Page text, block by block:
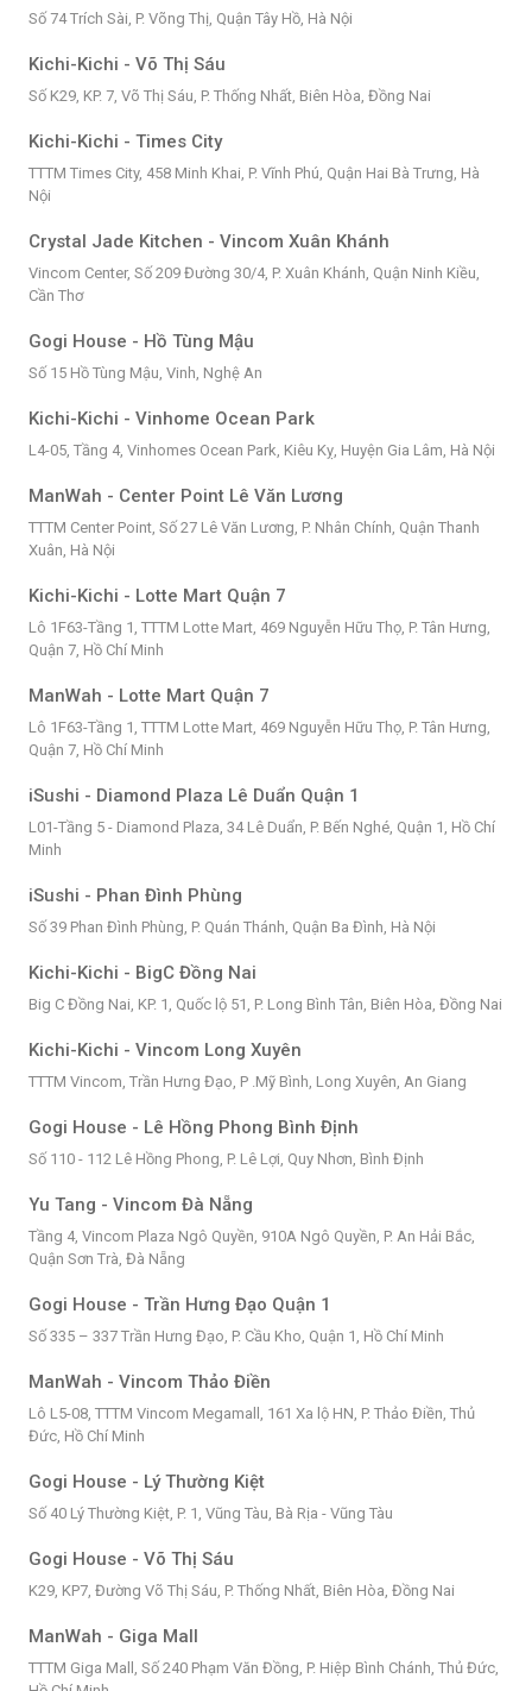
Số 74 Trích Sài, P. Võng Thị, Quận Tây Hồ, Hà Nội
Kichi-Kichi - Võ Thị Sáu
Số K29, KP. 7, Võ Thị Sáu, P. Thống Nhất, Biên Hòa, Đồng Nai
Kichi-Kichi - Times City
TTTM Times City, 458 Minh Khai, P. Vĩnh Phú, Quận Hai Bà Trưng, Hà
Nội
Crystal Jade Kitchen - Vincom Xuân Khánh
Vincom Center, Số 209 Đường 30/4, P. Xuân Khánh, Quận Ninh Kiều,
Cần Thơ
Gogi House - Hồ Tùng Mậu
Số 15 Hồ Tùng Mậu, Vinh, Nghệ An
Kichi-Kichi - Vinhome Ocean Park
L4-05, Tầng 4, Vinhomes Ocean Park, Kiêu Kỵ, Huyện Gia Lâm, Hà Nội
ManWah - Center Point Lê Văn Lương
TTTM Center Point, Số 27 Lê Văn Lương, P. Nhân Chính, Quận Thanh
Xuân, Hà Nội
Kichi-Kichi - Lotte Mart Quận 7
Lô 1F63-Tầng 1, TTTM Lotte Mart, 469 Nguyễn Hữu Thọ, P. Tân Hưng,
Quận 7, Hồ Chí Minh
ManWah - Lotte Mart Quận 7
Lô 1F63-Tầng 1, TTTM Lotte Mart, 469 Nguyễn Hữu Thọ, P. Tân Hưng,
Quận 7, Hồ Chí Minh
iSushi - Diamond Plaza Lê Duẩn Quận 1
L01-Tầng 5 - Diamond Plaza, 34 Lê Duẩn, P. Bến Nghé, Quận 1, Hồ Chí
Minh
iSushi - Phan Đình Phùng
Số 39 Phan Đình Phùng, P. Quán Thánh, Quận Ba Đình, Hà Nội
Kichi-Kichi - BigC Đồng Nai
Big C Đồng Nai, KP. 1, Quốc lộ 51, P. Long Bình Tân, Biên Hòa, Đồng Nai
Kichi-Kichi - Vincom Long Xuyên
TTTM Vincom, Trần Hưng Đạo, P .Mỹ Bình, Long Xuyên, An Giang
Gogi House - Lê Hồng Phong Bình Định
Số 110 - 112 Lê Hồng Phong, P. Lê Lợi, Quy Nhơn, Bình Định
Yu Tang - Vincom Đà Nẵng
Tầng 4, Vincom Plaza Ngô Quyền, 910A Ngô Quyền, P. An Hải Bắc,
Quận Sơn Trà, Đà Nẵng
Gogi House - Trần Hưng Đạo Quận 1
Số 335 – 337 Trần Hưng Đạo, P. Cầu Kho, Quận 1, Hồ Chí Minh
ManWah - Vincom Thảo Điền
Lô L5-08, TTTM Vincom Megamall, 161 Xa lộ HN, P. Thảo Điền, Thủ
Đức, Hồ Chí Minh
Gogi House - Lý Thường Kiệt
Số 40 Lý Thường Kiệt, P. 1, Vũng Tàu, Bà Rịa - Vũng Tàu
Gogi House - Võ Thị Sáu
K29, KP7, Đường Võ Thị Sáu, P. Thống Nhất, Biên Hòa, Đồng Nai
ManWah - Giga Mall
TTTM Giga Mall, Số 240 Phạm Văn Đồng, P. Hiệp Bình Chánh, Thủ Đức,